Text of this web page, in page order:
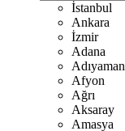
İstanbul
Ankara
İzmir
Adana
Adıyaman
Afyon
Ağrı
Aksaray
Amasya